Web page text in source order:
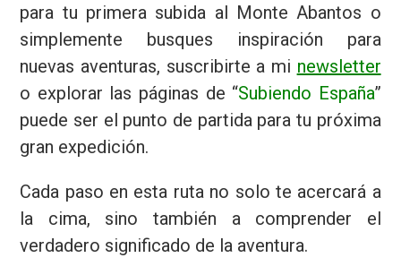
para tu primera subida al Monte Abantos o
simplemente busques inspiración para
nuevas aventuras, suscribirte a mi newsletter
o explorar las páginas de “Subiendo España”
puede ser el punto de partida para tu próxima
gran expedición.
Cada paso en esta ruta no solo te acercará a
la cima, sino también a comprender el
verdadero significado de la aventura.